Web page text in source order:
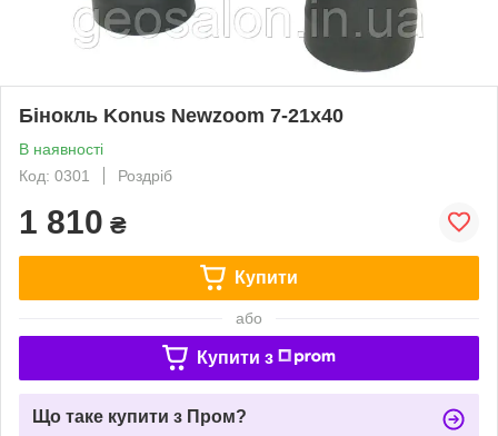
Бінокль Konus Newzoom 7-21x40
В наявності
Код: 0301
Роздріб
1 810 ₴
Купити
або
Купити з
Що таке купити з Пром?